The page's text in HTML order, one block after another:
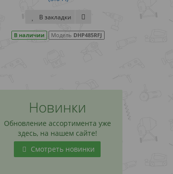
В закладки
В наличии Модель
Новинки
Обновление ассортимента уже
здесь, на нашем сайте!
Смотреть новинки